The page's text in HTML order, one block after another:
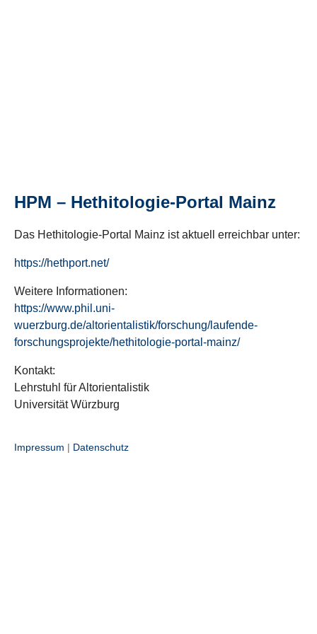
HPM – Hethitologie-Portal Mainz
Das Hethitologie-Portal Mainz ist aktuell erreichbar unter:
https://hethport.net/
Weitere Informationen:
https://www.phil.uni-
wuerzburg.de/altorientalistik/forschung/laufende-
forschungsprojekte/hethitologie-portal-mainz/
Kontakt:
Lehrstuhl für Altorientalistik
Universität Würzburg
Impressum | Datenschutz